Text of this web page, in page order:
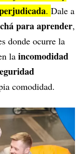
. Dale a
para aprender,
donde ocurre la
la incomodidad
comodidad.